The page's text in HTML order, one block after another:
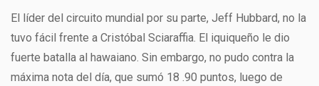
El líder del circuito mundial por su parte, Jeff Hubbard, no la
tuvo fácil frente a Cristóbal Sciaraffia. El iquiqueño le dio
fuerte batalla al hawaiano. Sin embargo, no pudo contra la
máxima nota del día, que sumó 18 .90 puntos, luego de